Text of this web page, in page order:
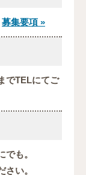
募集要項 »
でTELにてご
も。
い。